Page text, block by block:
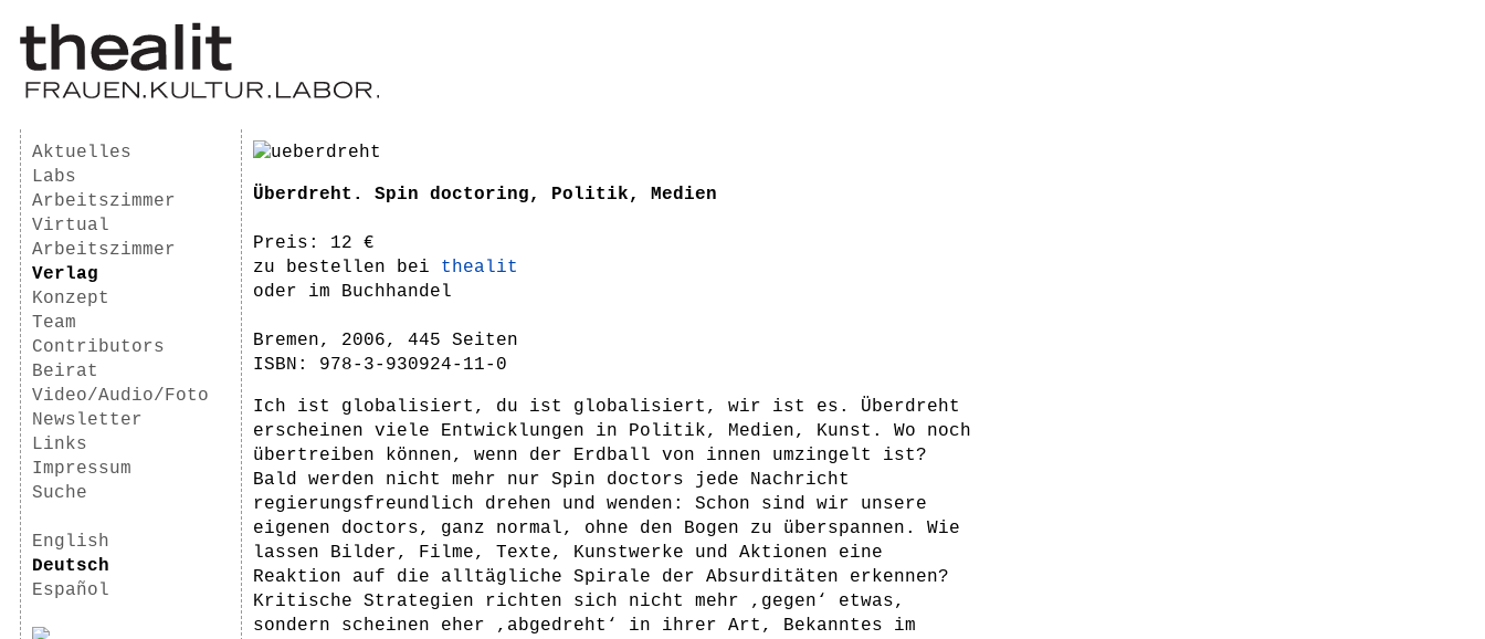
Aktuelles
Labs
Arbeitszimmer
Virtual
Arbeitszimmer
Verlag
Konzept
Team
Contributors
Beirat
Video/Audio/Foto
Newsletter
Links
Impressum
Suche
English
Deutsch
Español
Überdreht. Spin doctoring, Politik, Medien
Preis: 12 €
zu bestellen bei thealit
oder im Buchhandel
Bremen, 2006, 445 Seiten
ISBN: 978-3-930924-11-0
Ich ist globalisiert, du ist globalisiert, wir ist es. Überdreht
erscheinen viele Entwicklungen in Politik, Medien, Kunst. Wo noch
übertreiben können, wenn der Erdball von innen umzingelt ist?
Bald werden nicht mehr nur Spin doctors jede Nachricht
regierungsfreundlich drehen und wenden: Schon sind wir unsere
eigenen doctors, ganz normal, ohne den Bogen zu überspannen. Wie
lassen Bilder, Filme, Texte, Kunstwerke und Aktionen eine
Reaktion auf die alltägliche Spirale der Absurditäten erkennen?
Kritische Strategien richten sich nicht mehr ,gegen‘ etwas,
sondern scheinen eher ,abgedreht‘ in ihrer Art, Bekanntes im